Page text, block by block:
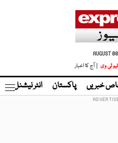
AUGUST
ٹی وی | آج کا اخبار
خبریں پاکستان انٹر نیشنل